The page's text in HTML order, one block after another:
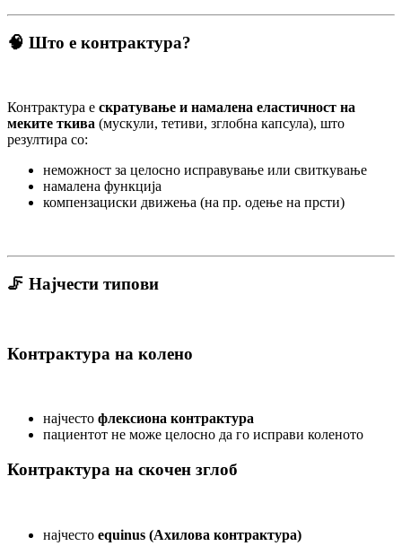
🧠 Што е контрактура?
Контрактура е скратување и намалена еластичност на
меките ткива (мускули, тетиви, зглобна капсула), што
резултира со:
неможност за целосно исправување или свиткување
намалена функција
компензациски движења (на пр. одење на прсти)
🦵 Најчести типови
Контрактура на колено
најчесто флексиона контрактура
пациентот не може целосно да го исправи коленото
Контрактура на скочен зглоб
најчесто equinus (Ахилова контрактура)